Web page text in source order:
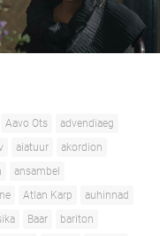
Aavo Ots
advendiaeg
aiatuur
akordion
ansambel
Atlan Karp
auhinnad
Baar
bariton